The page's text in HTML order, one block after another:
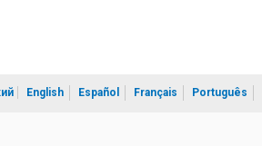
English Español Français Português